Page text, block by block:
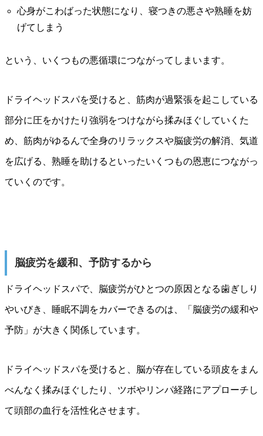
心身がこわばった状態になり、寝つきの悪さや熟睡を妨
げてしまう
という、いくつもの悪循環につながってしまいます。
ドライヘッドスパを受けると、筋肉が過緊張を起こしている
部分に圧をかけたり強弱をつけながら揉みほぐしていくた
め、筋肉がゆるんで全身のリラックスや脳疲労の解消、気道
を広げる、熟睡を助けるといったいくつもの恩恵につながっ
ていくのです。
脳疲労を緩和、予防するから
ドライヘッドスパで、脳疲労がひとつの原因となる歯ぎしり
やいびき、睡眠不調をカバーできるのは、「脳疲労の緩和や
予防」が大きく関係しています。
ドライヘッドスパを受けると、脳が存在している頭皮をまん
べんなく揉みほぐしたり、ツボやリンパ経路にアプローチし
て頭部の血行を活性化させます。